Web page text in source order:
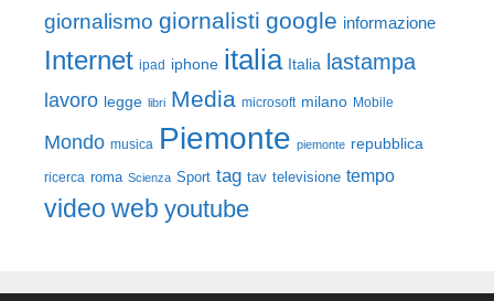
giornalismo giornalisti google informazione
Internet ipad iphone italia Italia lastampa
lavoro legge libri Media microsoft milano Mobile
Mondo musica Piemonte piemonte repubblica
ricerca roma Scienza Sport tag tav televisione tempo
video web youtube